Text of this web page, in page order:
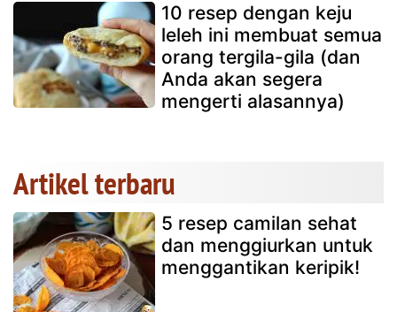
10 resep dengan keju
leleh ini membuat semua
orang tergila-gila (dan
Anda akan segera
mengerti alasannya)
Artikel terbaru
5 resep camilan sehat
dan menggiurkan untuk
menggantikan keripik!